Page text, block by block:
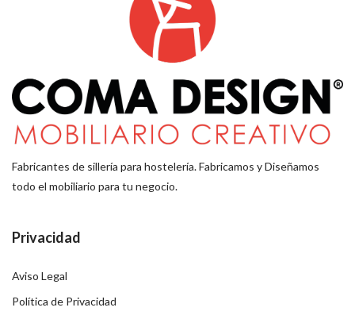
Fabricantes de sillería para hostelería. Fabricamos y Diseñamos
todo el mobiliario para tu negocio.
Privacidad
Aviso Legal
Política de Privacidad